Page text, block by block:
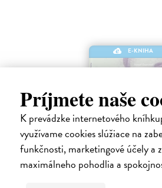
Príjmete naše
K prevádzke internetového
využívame cookies slúžiace na
funkčnosti, marketingové účely a
maximálneho pohodlia a
E-KNIHA